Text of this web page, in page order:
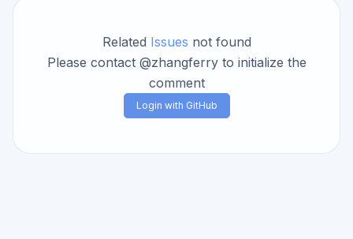
Related Issues not found
Please contact @zhangferry to initialize the
comment
Login with GitHub